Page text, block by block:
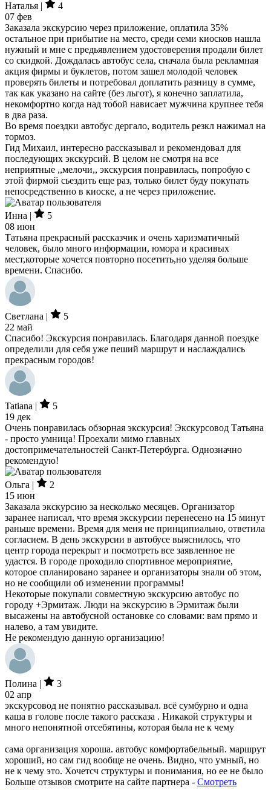
Наталья |
4
07 фев
Заказала экскурсию через приложение, оплатила 35%
остальное при прибытие на место, среди семи киосков нашла
нужный и мне с предьявлением удостоверения продали билет
со скидкой. Дождалась автобус села, сначала была рекламная
акция фирмы и буклетов, потом зашел молодой человек
проверять билеты и потребовал доплатить разницу в сумме,
так как указано на сайте (без льгот), я конечно заплатила,
некомфортно когда над то́бой нависает мужчина крупнее тебя
в два раза.
Во время поездки автобус дергало, водитель резкл нажимал на
тормоз.
Гид Михаил, интересно рассказывал и рекомендовал для
последующих экскурсий. В целом не смотря на все
неприятные ,,мелочи,, экскурсия понравилась, попробую с
этой фирмой сьездить еще раз, только билет буду покупать
непосредственно в киоске, а не через приложение.
Инна |
5
08 июн
Татьяна прекрасный рассказчик и очень харизматичный
человек, было много информации, юмора и красивых
мест,которые хочется повторно посетить,но уделяя больше
времени. Спасибо.
Светлана |
5
22 май
Спасибо! Экскурсия понравилась. Благодаря данной поездке
определили для себя уже пеший маршрут и наслаждались
прекрасным городов!
Tatiana |
5
19 дек
Очень понравилась обзорная экскурсия! Экскурсовод Татьяна
- просто умница! Проехали мимо главных
достопримечательностей Санкт-Петербурга. Однозначно
рекомендую!
Ольга |
2
15 июн
Заказала экскурсию за несколько месяцев. Организатор
заранее написал, что время экскурсии перенесено на 15 минут
раньше времени. Время для меня не принципиально, ответила
согласием. В день экскурсии в автобусе выяснилось, что
центр города перекрыт и посмотреть все заявленное не
удастся. В городе проходило спортивное мероприятие,
которое спланировано заранее и организаторы знали об этом,
но не сообщили об изменении программы!
Некоторые покупали совместную экскурсию автобус по
городу +Эрмитаж. Люди на экскурсию в Эрмитаж были
высажены на автобусной остановке со словами: вам прямо и
налево, а там увидите.
Не рекомендую данную организацию!
Полина |
3
02 апр
экскурсовод не понятно рассказывал. всё сумбурно и одна
каша в голове после такого рассказа . Никакой структуры и
много непонятной отсебятины, которая была не к чему
сама организация хороша. автобус комфортабельный. маршрут
хороший, но сам гид вообще не очень. Видно, что умный, но
не к чему это. Хочетсч структуры и понимания, но ее не было
Больше отзывов смотрите на сайте партнера - Смотреть